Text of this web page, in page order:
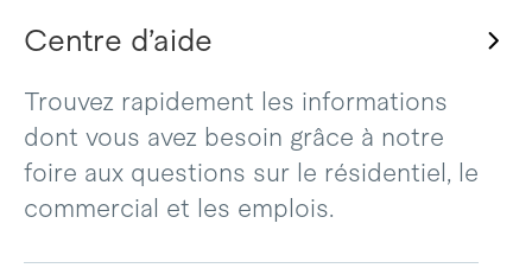
Centre d’aide
Trouvez rapidement les informations
dont vous avez besoin grâce à notre
foire aux questions sur le résidentiel, le
commercial et les emplois.